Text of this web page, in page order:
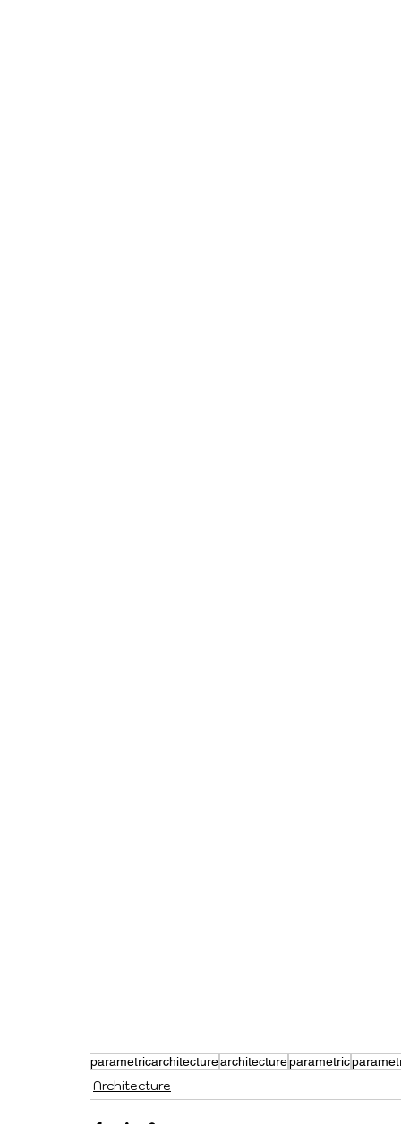
parametricarchitecturearchitectureparametric
Architecture